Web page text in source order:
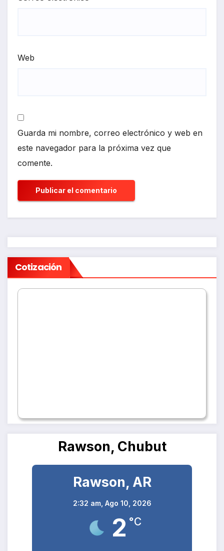
Web
Guarda mi nombre, correo electrónico y web en
este navegador para la próxima vez que
comente.
Cotización
Rawson, Chubut
Rawson, AR
2:32 am, Ago 10, 2026
2 °C